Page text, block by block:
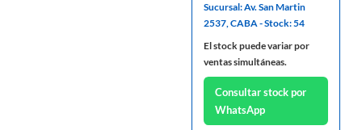
Sucursal: Av. San Martin
2537, CABA - Stock: 54
El stock puede variar por
ventas simultáneas.
Consultar stock por
WhatsApp